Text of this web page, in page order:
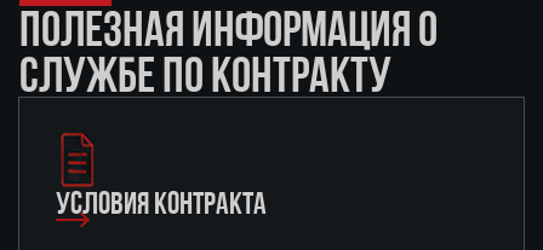
ПОЛЕЗНАЯ ИНФОРМАЦИЯ О
СЛУЖБЕ ПО КОНТРАКТУ
УСЛОВИЯ КОНТРАКТА